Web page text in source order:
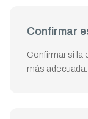
Confirmar
Confirmar si la
más adecuada.